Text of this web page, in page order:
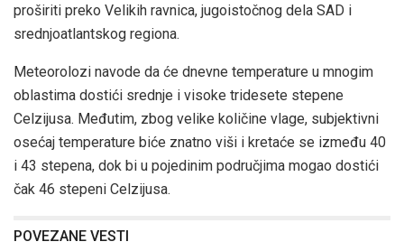
proširiti preko Velikih ravnica, jugoistočnog dela SAD i
srednjoatlantskog regiona.
Meteorolozi navode da će dnevne temperature u mnogim
oblastima dostići srednje i visoke tridesete stepene
Celzijusa. Međutim, zbog velike količine vlage, subjektivni
osećaj temperature biće znatno viši i kretaće se između 40
i 43 stepena, dok bi u pojedinim područjima mogao dostići
čak 46 stepeni Celzijusa.
POVEZANE VESTI